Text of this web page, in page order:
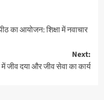
का आयोजन: शिक्षा में नवाचार
Next:
जीव दया और जीव सेवा का कार्य